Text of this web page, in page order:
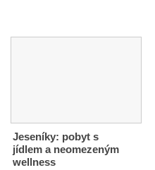
Jeseníky: pobyt s
jídlem a neomezeným
wellness